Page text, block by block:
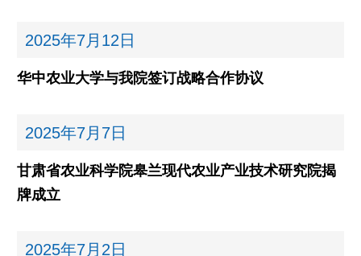
2025年7月12日
华中农业大学与我院签订战略合作协议
2025年7月7日
甘肃省农业科学院皋兰现代农业产业技术研究院揭
牌成立
2025年7月2日